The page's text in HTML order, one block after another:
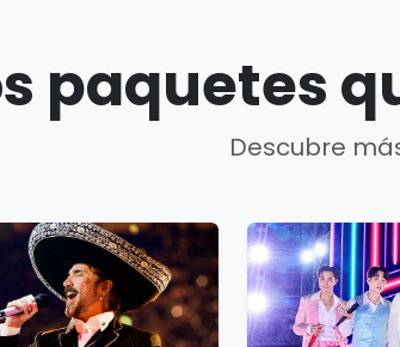
paquetes
Descubre